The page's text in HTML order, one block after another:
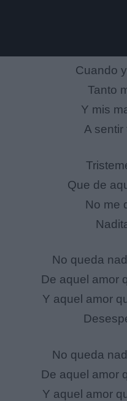
Cuando
Tanto
Y mis
A sentir
Que de
No me
No queda
De aquel amor
Y aquel amor
No queda
De aquel amor
Y aquel amor